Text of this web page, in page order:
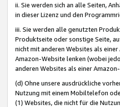
ii. Sie werden sich an alle Seiten,
in dieser Lizenz und den
iii. Sie werden alle genutzten
Produktseite oder sonstige Seite,
nicht mit anderen Websites als
Amazon-Website lenken (wobei
anderen Websites als einer
(d) Ohne unsere ausdrückliche
Nutzung mit einem Mobiltelefon
(1) Websites, die nicht für die